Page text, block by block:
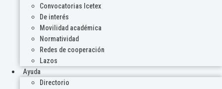
Convocatorias Icetex
De interés
Movilidad académica
Normatividad
Redes de cooperación
Lazos
Ayuda
Directorio